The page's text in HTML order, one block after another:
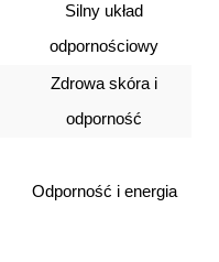
Silny układ
odpornościowy
Zdrowa skóra i
odporność
Odporność i energia